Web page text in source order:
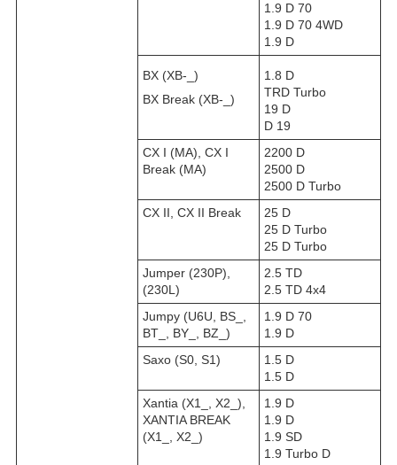
1.9 D 70
1.9 D 70 4WD
1.9 D
BX (XB-_)
BX Break (XB-_)
1.8 D
TRD Turbo
19 D
D 19
CX I (MA), CX I
Break (MA)
2200 D
2500 D
2500 D Turbo
CX II, CX II Break
25 D
25 D Turbo
25 D Turbo
Jumper (230P),
(230L)
2.5 TD
2.5 TD 4x4
Jumpy (U6U, BS_,
BT_, BY_, BZ_)
1.9 D 70
1.9 D
Saxo (S0, S1)
1.5 D
1.5 D
Xantia (X1_, X2_),
XANTIA BREAK
(X1_, X2_)
1.9 D
1.9 D
1.9 SD
1.9 Turbo D